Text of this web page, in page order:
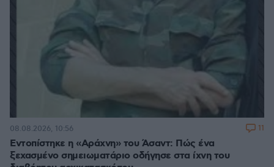
Εντοπίστηκε η «Αράχνη» του Άσαντ: Πώς ένα
ξεχασμένο σημειωματάριο οδήγησε στα ίχνη του
08.08.2026, 10:56 11